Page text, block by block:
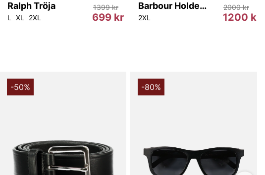
Ralph Tröja
L XL 2XL 699 kr
1399 kr Barbour Holden Half Zip
2XL 1200 kr
2000 kr
-50% -80%